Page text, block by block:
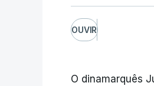
OUVIR
O dinamarquês